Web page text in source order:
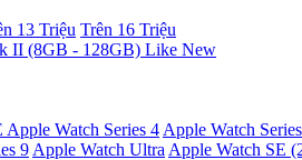
13 Triệu Trên 16 Triệu
II (8GB - 128GB) Like New
Apple Watch Series 4 Apple Watch
9 Apple Watch Ultra Apple Watch SE